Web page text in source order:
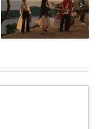
Silente objavio novi
singl “Prije ili kasnije”